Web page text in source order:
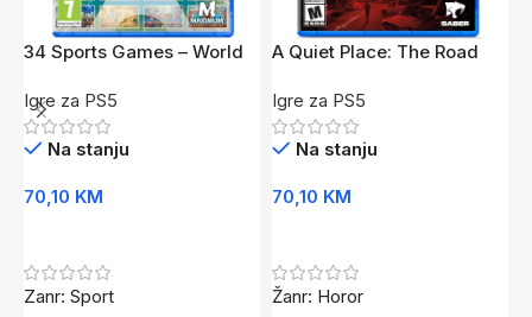
34 Sports Games – World
Igre za PS5
Na stanju
70,10 KM
Zanr: Sport
A Quiet Place: The Road
Igre za PS5
Na stanju
70,10 KM
Žanr: Horor